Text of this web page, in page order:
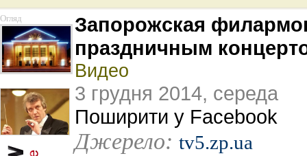
Огляд
Запорожская
праздничным
Видео
3 грудня 2014, середа
Поширити у Facebook
Джерело: tv5.zp.ua